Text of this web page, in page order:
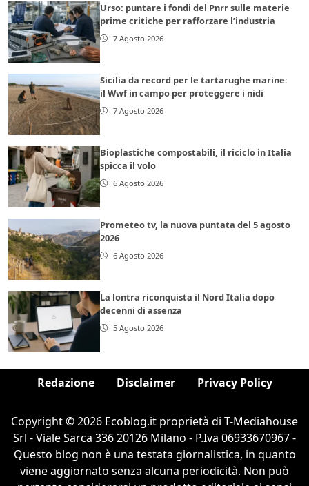
Urso: puntare i fondi del Pnrr sulle materie
prime critiche per rafforzare l’industria
7 Agosto 2026
Sicilia da record per le tartarughe marine:
il Wwf in campo per proteggere i nidi
7 Agosto 2026
Bioplastiche compostabili, il riciclo in Italia
spicca il volo
6 Agosto 2026
Prometeo tv, la nuova puntata del 5 agosto
2026
6 Agosto 2026
La lontra riconquista il Nord Italia dopo
decenni di assenza
5 Agosto 2026
Redazione Disclaimer Privacy Policy
Copyright © 2026 Ecoblog.it proprietà di T-Mediahouse
Srl - Viale Sarca 336 20126 Milano - P.Iva 06933670967 -
Questo blog non è una testata giornalistica, in quanto
viene aggiornato senza alcuna periodicità. Non può